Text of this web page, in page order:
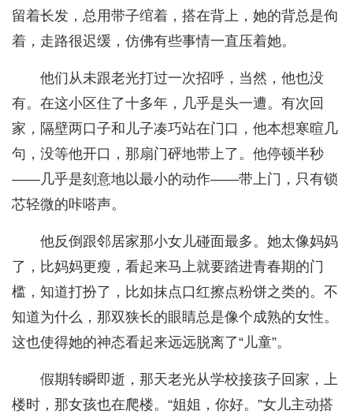
留着长发，总用带子绾着，搭在背上，她的背总是佝
着，走路很迟缓，仿佛有些事情一直压着她。
他们从未跟老光打过一次招呼，当然，他也没
有。在这小区住了十多年，几乎是头一遭。有次回
家，隔壁两口子和儿子凑巧站在门口，他本想寒暄几
句，没等他开口，那扇门砰地带上了。他停顿半秒
——几乎是刻意地以最小的动作——带上门，只有锁
芯轻微的咔嗒声。
他反倒跟邻居家那小女儿碰面最多。她太像妈妈
了，比妈妈更瘦，看起来马上就要踏进青春期的门
槛，知道打扮了，比如抹点口红擦点粉饼之类的。不
知道为什么，那双狭长的眼睛总是像个成熟的女性。
这也使得她的神态看起来远远脱离了“儿童”。
假期转瞬即逝，那天老光从学校接孩子回家，上
楼时，那女孩也在爬楼。“姐姐，你好。”女儿主动搭